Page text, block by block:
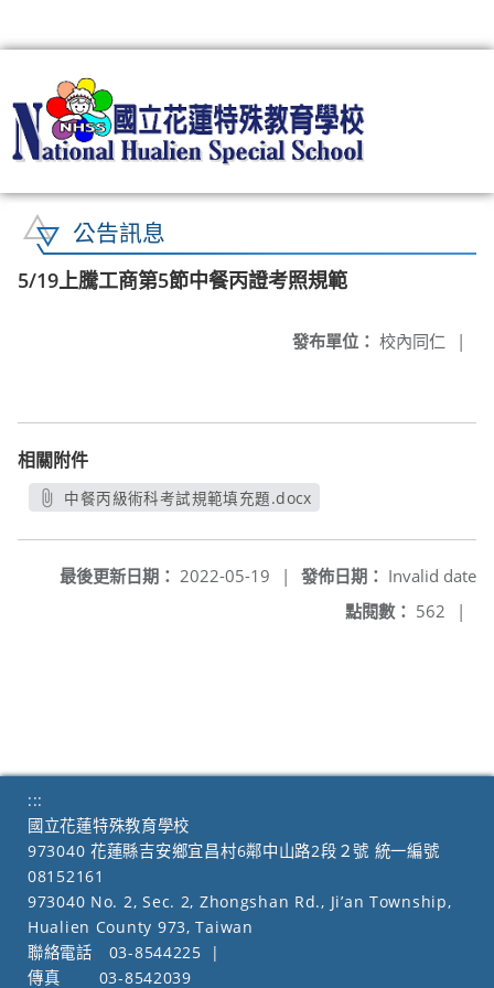
公告訊息
5/19上騰工商第5節中餐丙證考照規範
發布單位： 校內同仁 |
相關附件
中餐丙級術科考試規範填充題.docx
發佈日期： Invalid date
最後更新日期： 2022-05-19
|
點閱數： 562 |
:::
國立花蓮特殊教育學校
973040 花蓮縣吉安鄉宜昌村6鄰中山路2段２號 統一編號
08152161
973040 No. 2, Sec. 2, Zhongshan Rd., Ji’an Township,
Hualien County 973, Taiwan
聯絡電話
03-8544225
|
傳真
03-8542039